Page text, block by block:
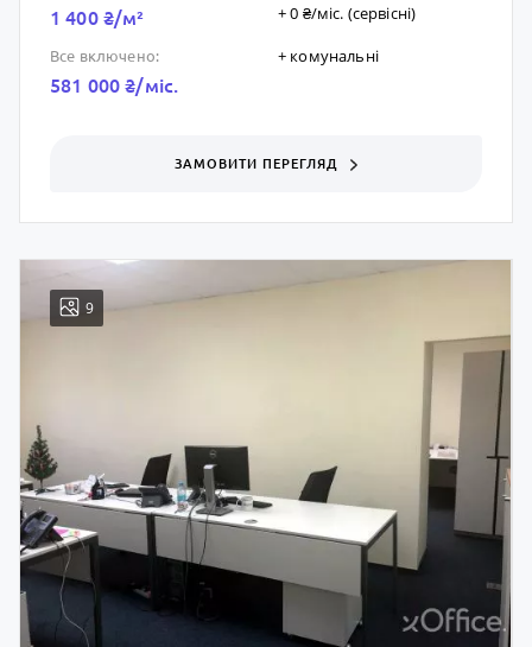
1 400 ₴/м²
+ 0 ₴/мic. (сервісні)
Все включено:
581 000 ₴/мic.
+ комунальні
ЗАМОВИТИ ПЕРЕГЛЯД
9